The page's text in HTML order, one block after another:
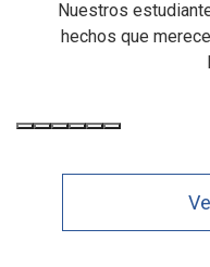
Nuestros
hechos que